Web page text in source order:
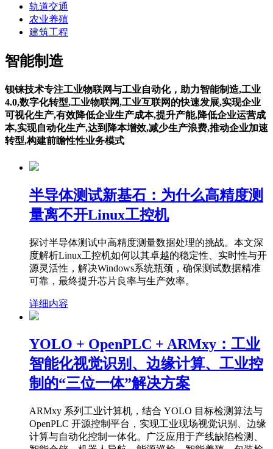
轨道交通
农业养殖
建筑工程
智能制造
钡铼技术专注工业物联网与工业自动化，助力智能制造,工业
4.0,数字化转型,工业物联网,工业互联网的快速发展,实现企业
可视化生产,有效降低企业生产成本,提升产能,降低企业运营成
本,实现自动化生产,达到降本增效,减少生产浪费,推动企业加速
转型,构建前瞻性性业务模式
半导体测试新基石：为什么高精度测
量离不开Linux工控机
探讨半导体测试中高精度测量数据处理的挑战。本文深
度解析Linux工控机如何以其卓越的稳定性、实时性与开
源灵活性，解决Windows系统瓶颈，确保测试数据精准
可靠，最终提升芯片良率与生产效率。
详细内容
YOLO + OpenPLC + ARMxy：工业
智能化视觉识别、边缘计算、工业控
制的“三位一体”解决方案
ARMxy 系列工业计算机，结合 YOLO 目标检测算法与
OpenPLC 开源控制平台，实现工业现场视觉识别、边缘
计算与自动化控制一体化。广泛应用于产线缺陷检测、